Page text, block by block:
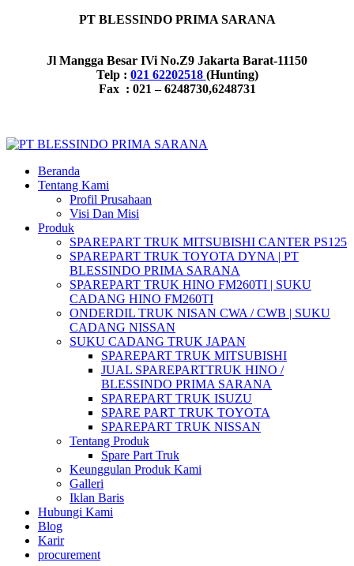
PT BLESSINDO PRIMA SARANA
Jl Mangga Besar IVi No.Z9 Jakarta Barat-11150
Telp : 021 62202518 (Hunting)
Fax : 021 – 6248730,6248731
Beranda
Tentang Kami
Profil Prusahaan
Visi Dan Misi
Produk
SPAREPART TRUK MITSUBISHI CANTER PS125
SPAREPART TRUK TOYOTA DYNA | PT
BLESSINDO PRIMA SARANA
SPAREPART TRUK HINO FM260TI | SUKU
CADANG HINO FM260TI
ONDERDIL TRUK NISAN CWA / CWB | SUKU
CADANG NISSAN
SUKU CADANG TRUK JAPAN
SPAREPART TRUK MITSUBISHI
JUAL SPAREPARTTRUK HINO /
BLESSINDO PRIMA SARANA
SPAREPART TRUK ISUZU
SPARE PART TRUK TOYOTA
SPAREPART TRUK NISSAN
Tentang Produk
Spare Part Truk
Keunggulan Produk Kami
Galleri
Iklan Baris
Hubungi Kami
Blog
Karir
procurement